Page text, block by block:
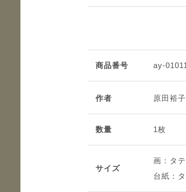
作者 原田裕子
数量 1枚
サイズ
画：タ
台紙：
商品番号 ay-